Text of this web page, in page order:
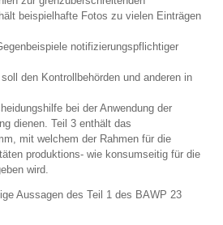
beispielhafte Fotos zu vielen Einträgen
notifizierungspflichtiger
den Kontrollbehörden und anderen in
bei der Anwendung der
dienen. Teil 3 enthält das
mit welchem der Rahmen für die
produktions- wie konsumseitig für die
wird.
Aussagen des Teil 1 des BAWP 23